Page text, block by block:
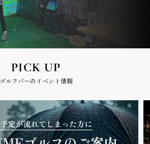
PICK UP
ゴルフバーのイベント情報